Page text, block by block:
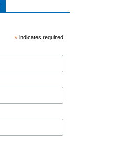
* indicates required